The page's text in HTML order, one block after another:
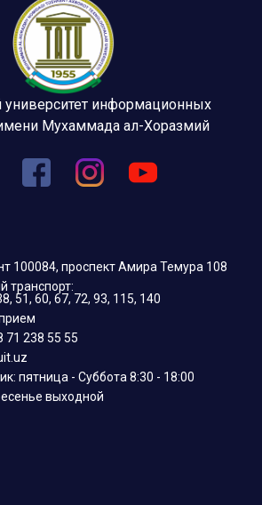
университет информационных
Мухаммада ал-Хоразмий
100084, проспект Амира Темура 108
транспорт:
51, 60, 67, 72, 93, 115, 140
71 238 55 55
пятница - Суббота 8:30 - 18:00
выходной